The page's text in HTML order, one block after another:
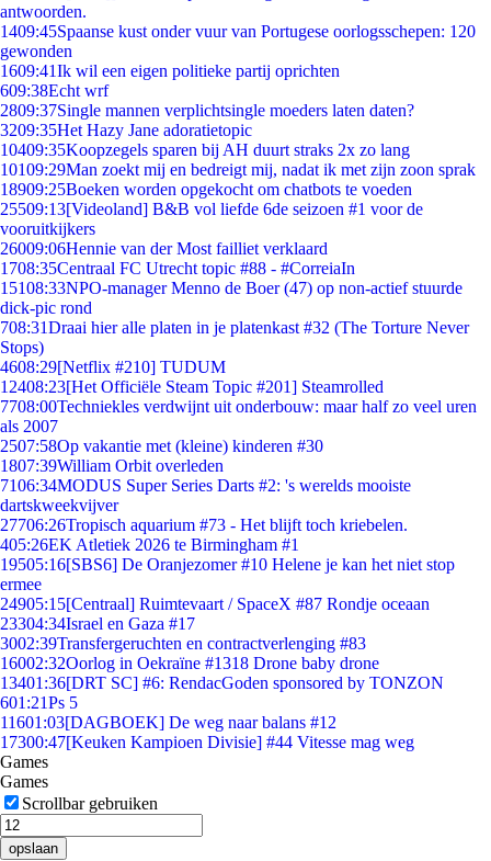
antwoorden.
1409:45Spaanse kust onder vuur van Portugese oorlogsschepen: 120
gewonden
1609:41Ik wil een eigen politieke partij oprichten
609:38Echt wrf
2809:37Single mannen verplichtsingle moeders laten daten?
3209:35Het Hazy Jane adoratietopic
10409:35Koopzegels sparen bij AH duurt straks 2x zo lang
10109:29Man zoekt mij en bedreigt mij, nadat ik met zijn zoon sprak
18909:25Boeken worden opgekocht om chatbots te voeden
25509:13[Videoland] B&B vol liefde 6de seizoen #1 voor de
vooruitkijkers
26009:06Hennie van der Most failliet verklaard
1708:35Centraal FC Utrecht topic #88 - #CorreiaIn
15108:33NPO-manager Menno de Boer (47) op non-actief stuurde
dick-pic rond
708:31Draai hier alle platen in je platenkast #32 (The Torture Never
Stops)
4608:29[Netflix #210] TUDUM
12408:23[Het Officiële Steam Topic #201] Steamrolled
7708:00Techniekles verdwijnt uit onderbouw: maar half zo veel uren
als 2007
2507:58Op vakantie met (kleine) kinderen #30
1807:39William Orbit overleden
7106:34MODUS Super Series Darts #2: 's werelds mooiste
dartskweekvijver
27706:26Tropisch aquarium #73 - Het blijft toch kriebelen.
405:26EK Atletiek 2026 te Birmingham #1
19505:16[SBS6] De Oranjezomer #10 Helene je kan het niet stop
ermee
24905:15[Centraal] Ruimtevaart / SpaceX #87 Rondje oceaan
23304:34Israel en Gaza #17
3002:39Transfergeruchten en contractverlenging #83
16002:32Oorlog in Oekraïne #1318 Drone baby drone
13401:36[DRT SC] #6: RendacGoden sponsored by TONZON
601:21Ps 5
11601:03[DAGBOEK] De weg naar balans #12
17300:47[Keuken Kampioen Divisie] #44 Vitesse mag weg
Games
Games
Scrollbar gebruiken
opslaan